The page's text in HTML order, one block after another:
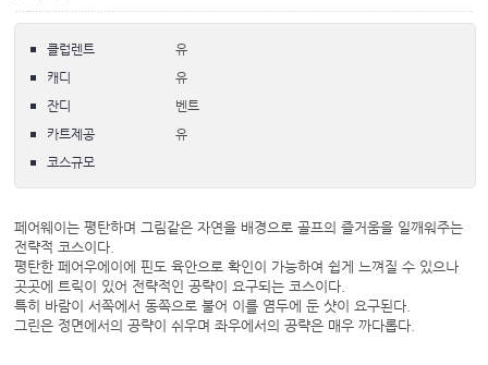
클럽렌트
유
캐디
유
잔디
벤트
카트제공
유
코스규모
페어웨이는 평탄하며 그림같은 자연을 배경으로 골프의 즐거움을 일깨워주는
전략적 코스이다.
평탄한 페어우에이에 핀도 육안으로 확인이 가능하여 쉽게 느껴질 수 있으나
곳곳에 트릭이 있어 전략적인 공략이 요구되는 코스이다.
특히 바람이 서쪽에서 동쪽으로 불어 이를 염두에 둔 샷이 요구된다.
그린은 정면에서의 공략이 쉬우며 좌우에서의 공략은 매우 까다롭다.